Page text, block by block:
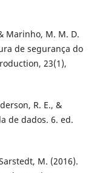
Marinho, M. M. D.
de segurança do
23(1),
R. E., &
de dados. 6. ed.
M. (2016).